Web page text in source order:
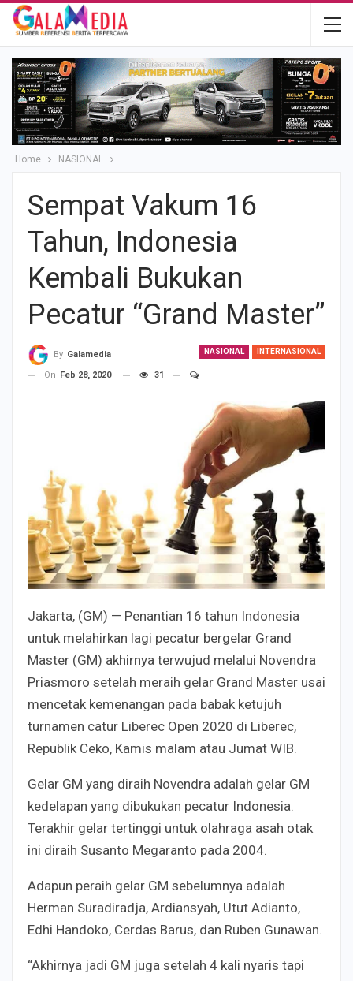
Home NASIONAL
Sempat Vakum 16
Tahun, Indonesia
Kembali Bukukan
Pecatur “Grand Master”
NASIONAL INTERNASIONAL
By Galamedia
On Feb 28, 2020 31
Jakarta, (GM) — Penantian 16 tahun Indonesia
untuk melahirkan lagi pecatur bergelar Grand
Master (GM) akhirnya terwujud melalui Novendra
Priasmoro setelah meraih gelar Grand Master usai
mencetak kemenangan pada babak ketujuh
turnamen catur Liberec Open 2020 di Liberec,
Republik Ceko, Kamis malam atau Jumat WIB.
Gelar GM yang diraih Novendra adalah gelar GM
kedelapan yang dibukukan pecatur Indonesia.
Terakhir gelar tertinggi untuk olahraga asah otak
ini diraih Susanto Megaranto pada 2004.
Adapun peraih gelar GM sebelumnya adalah
Herman Suradiradja, Ardiansyah, Utut Adianto,
Edhi Handoko, Cerdas Barus, dan Ruben Gunawan.
“Akhirnya jadi GM juga setelah 4 kali nyaris tapi